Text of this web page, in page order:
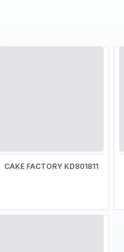
CAKE FACTORY KD801811